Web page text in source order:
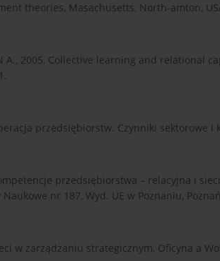
theories, Masachusetts, North-amton,
A., 2005, Collective learning and relational
przedsiębiorstw. Czynniki sektorowe i
przedsiębiorstwa – relacyjna i
nr 187, Wyd. UE w Poznaniu,
w zarządzaniu strategicznym, Oficyna a